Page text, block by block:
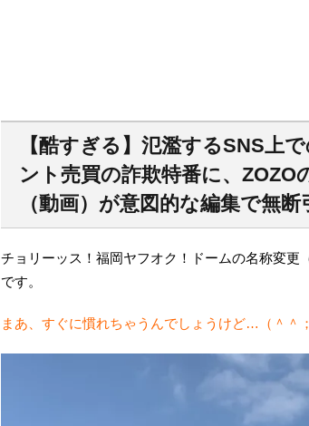
【酷すぎる】氾濫するSNS上
ント売買の詐欺特番に、ZOZO
（動画）が意図的な編集で無
チョリーッス！福岡ヤフオク！ドームの名称変更
です。
まあ、すぐに慣れちゃうんでしょうけど…（＾＾；